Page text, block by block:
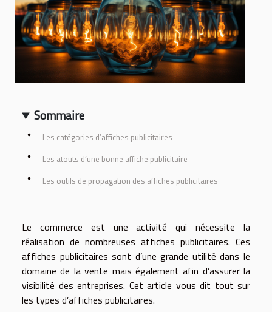
Sommaire
Les catégories d’affiches publicitaires
Les atouts d’une bonne affiche publicitaire
Les outils de propagation des affiches publicitaires
Le commerce est une activité qui nécessite la
réalisation de nombreuses affiches publicitaires. Ces
affiches publicitaires sont d’une grande utilité dans le
domaine de la vente mais également afin d’assurer la
visibilité des entreprises. Cet article vous dit tout sur
les types d’affiches publicitaires.